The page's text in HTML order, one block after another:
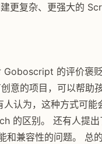
更复杂、更强大的
Goboscript 的评价褒
意的项目，可以帮助
人认为，这种方式可能
的区别。 还有人提出
兼容性的问题。 总的